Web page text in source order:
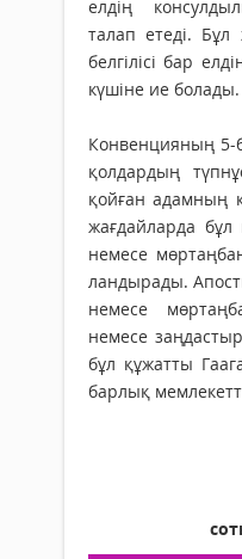
елдің
талап етеді.
белгілісі бар
күшіне ие болады.
Конвенцияның 5-
қолдардың
қойған адамның
жағдайларда бұл
немесе
ландырады.
немесе
немесе
бұл құжатты
барлық